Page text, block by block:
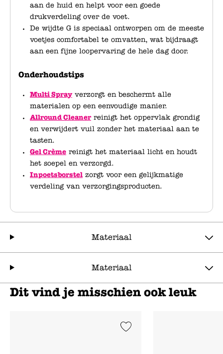
aan de huid en helpt voor een goede
drukverdeling over de voet.
De wijdte G is speciaal ontworpen om de meeste
voetjes comfortabel te omvatten, wat bijdraagt
aan een fijne loopervaring de hele dag door.
Onderhoudstips
Multi Sprayverzorgt en beschermt alle
materialen op een eenvoudige manier.
Allround Cleanerreinigt het oppervlak grondig
en verwijdert vuil zonder het materiaal aan te
tasten.
Gel Crème reinigt het materiaal licht en houdt
het soepel en verzorgd.
Inpoetsborstel zorgt voor een gelijkmatige
verdeling van verzorgingsproducten.
Materiaal
Materiaal
Dit vind je misschien ook leuk
Add to Wishlist